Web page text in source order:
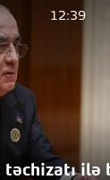
ilə
12:39